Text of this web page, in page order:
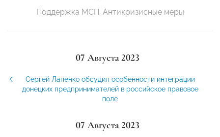
Поддержка МСП. Антикризисные меры
07 Августа 2023
Сергей Лапенко обсудил особенности интеграции
донецких предпринимателей в российское правовое
поле
07 Августа 2023